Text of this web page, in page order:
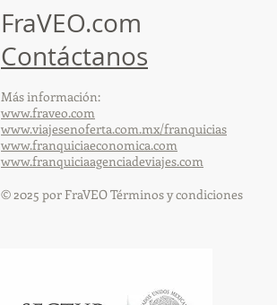
FraVEO.com
Contáctanos
Más información:
www.fraveo.com
www.viajesenoferta.com.mx/franquicias
www.franquiciaeconomica.com
www.franquiciaagenciadeviajes.com
© 2025 por FraVEO Términos y condiciones